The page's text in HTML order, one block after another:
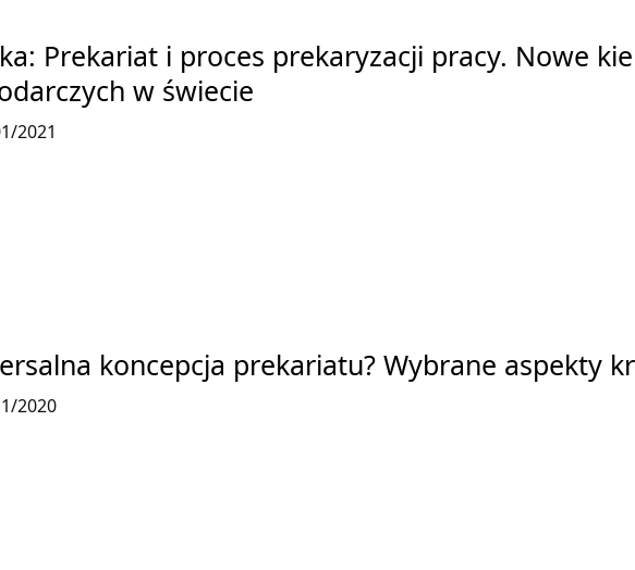
Prekariat i proces prekaryzacji pracy. Nowe
w świecie
2021
koncepcja prekariatu? Wybrane aspekty
2020